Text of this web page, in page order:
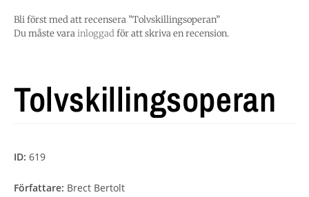
Bli först med att recensera ”Tolvskillingsoperan”
Du måste varainloggadför att skriva en recension.
Tolvskillingsoperan
ID: 619
Författare: Brect Bertolt